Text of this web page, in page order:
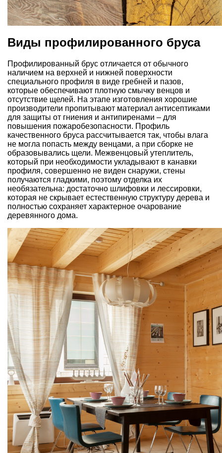
Виды профилированного бруса
Профилированный брус отличается от обычного
наличием на верхней и нижней поверхности
специального профиля в виде гребней и пазов,
которые обеспечивают плотную смычку венцов и
отсутствие щелей. На этапе изготовления хорошие
производители пропитывают материал антисептиками
для защиты от гниения и антипиренами – для
повышения пожаробезопасности. Профиль
качественного бруса рассчитывается так, чтобы влага
не могла попасть между венцами, а при сборке не
образовывались щели. Межвенцовый утеплитель,
который при необходимости укладывают в канавки
профиля, совершенно не виден снаружи, стены
получаются гладкими, поэтому отделка их
необязательна: достаточно шлифовки и лессировки,
которая не скрывает естественную структуру дерева и
полностью сохраняет характерное очарование
деревянного дома.